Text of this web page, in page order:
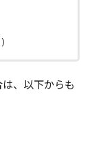
、以下からも